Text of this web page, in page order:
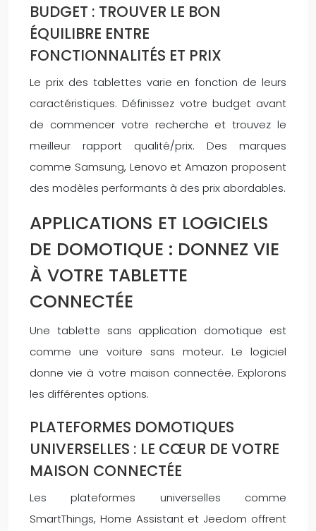
BUDGET : TROUVER LE BON
ÉQUILIBRE ENTRE
FONCTIONNALITÉS ET PRIX
Le prix des tablettes varie en fonction de leurs
caractéristiques. Définissez votre budget avant
de commencer votre recherche et trouvez le
meilleur rapport qualité/prix. Des marques
comme Samsung, Lenovo et Amazon proposent
des modèles performants à des prix abordables.
APPLICATIONS ET LOGICIELS
DE DOMOTIQUE : DONNEZ VIE
À VOTRE TABLETTE
CONNECTÉE
Une tablette sans application domotique est
comme une voiture sans moteur. Le logiciel
donne vie à votre maison connectée. Explorons
les différentes options.
PLATEFORMES DOMOTIQUES
UNIVERSELLES : LE CŒUR DE VOTRE
MAISON CONNECTÉE
Les plateformes universelles comme
SmartThings, Home Assistant et Jeedom offrent